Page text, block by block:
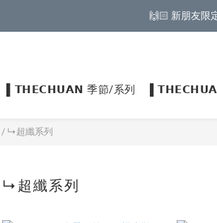
🙌🏻 新朋友限
▌𝗧𝗛𝗘𝗖𝗛𝗨𝗔𝗡 季節/系列
/ ↳超纖系列
↳超纖系列